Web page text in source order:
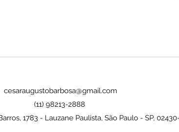
cesaraugustobarbosa@gmail.com
(11) 98213-2888
1783 - Lauzane Paulista, São Paulo - SP,